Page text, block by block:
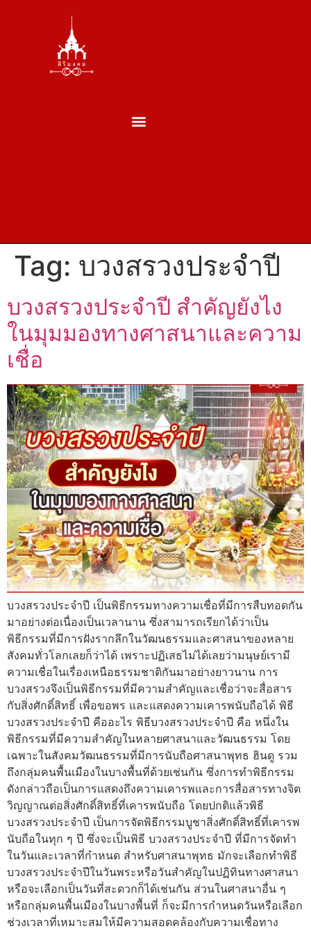
Tag: บวงสรวงประจำปี
บวงสรวงประจำปี สำคัญยังไง
ในมุมมองทางศาสนาและความ
เชื่อ
บวงสรวงประจำปี เป็นพิธีกรรมทางความเชื่อที่มีการสืบทอดกัน
มาอย่างต่อเนื่องเป็นเวลานาน ซึ่งสามารถเรียกได้ว่าเป็น
พิธีกรรมที่มีการฝังรากลึกในวัฒนธรรมและศาสนาของหลาย
สังคมทั่วโลกเลยก็ว่าได้ เพราะปฏิเสธไม่ได้เลยว่ามนุษย์เรามี
ความเชื่อในเรื่องเหนือธรรมชาติกันมาอย่างยาวนาน การ
บวงสรวงจึงเป็นพิธีกรรมที่มีความสำคัญและเชื่อว่าจะสื่อสาร
กับสิ่งศักดิ์สิทธิ์ เพื่อขอพร และแสดงความเคารพนับถือได้ พิธี
บวงสรวงประจำปี คืออะไร พิธีบวงสรวงประจำปี คือ หนึ่งใน
พิธีกรรมที่มีความสำคัญในหลายศาสนาและวัฒนธรรม โดย
เฉพาะในสังคมวัฒนธรรมที่มีการนับถือศาสนาพุทธ ฮินดู รวม
ถึงกลุ่มคนพื้นเมืองในบางพื้นที่ด้วยเช่นกัน ซึ่งการทำพิธีกรรม
ดังกล่าวถือเป็นการแสดงถึงความเคารพและการสื่อสารทางจิต
วิญญาณต่อสิ่งศักดิ์สิทธิ์ที่เคารพนับถือ โดยปกติแล้วพิธี
บวงสรวงประจำปี เป็นการจัดพิธีกรรมบูชาสิ่งศักดิ์สิทธิ์ที่เคารพ
นับถือในทุก ๆ ปี ซึ่งจะเป็นพิธี บวงสรวงประจำปี ที่มีการจัดทำ
ในวันและเวลาที่กำหนด สำหรับศาสนาพุทธ มักจะเลือกทำพิธี
บวงสรวงประจำปีในวันพระหรือวันสำคัญในปฏิทินทางศาสนา
หรือจะเลือกเป็นวันที่สะดวกก็ได้เช่นกัน ส่วนในศาสนาอื่น ๆ
หรือกลุ่มคนพื้นเมืองในบางพื้นที่ ก็จะมีการกำหนดวันหรือเลือก
ช่วงเวลาที่เหมาะสมให้มีความสอดคล้องกับความเชื่อทาง